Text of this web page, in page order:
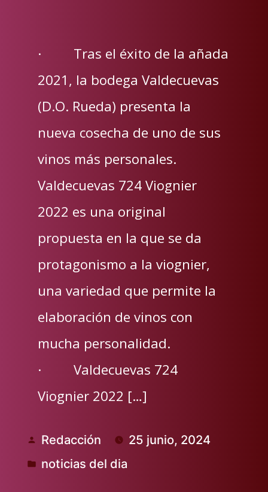
· Tras el éxito de la añada
2021, la bodega Valdecuevas
(D.O. Rueda) presenta la
nueva cosecha de uno de sus
vinos más personales.
Valdecuevas 724 Viognier
2022 es una original
propuesta en la que se da
protagonismo a la viognier,
una variedad que permite la
elaboración de vinos con
mucha personalidad.
· Valdecuevas 724
Viognier 2022 […]
Publicado
por
Redacción 25 junio, 2024
Publicado
noticias del dia